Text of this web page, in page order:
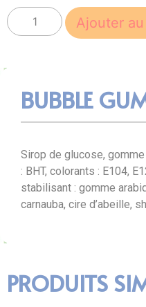
Ajouter
BUBBLE
Sirop de glucose,
: BHT, colorants : E104,
stabilisant : gomme
carnauba, cire d’abeille,
PRODUITS